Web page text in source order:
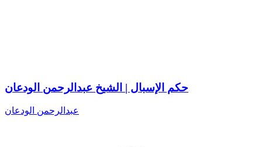
حكم الإسبال | الشيخ عبدالرحمن الودعان
عبدالرحمن الودعان